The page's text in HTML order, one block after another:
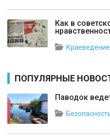
Как в
Краеведение
ПОПУЛЯРНЫЕ
Паводок